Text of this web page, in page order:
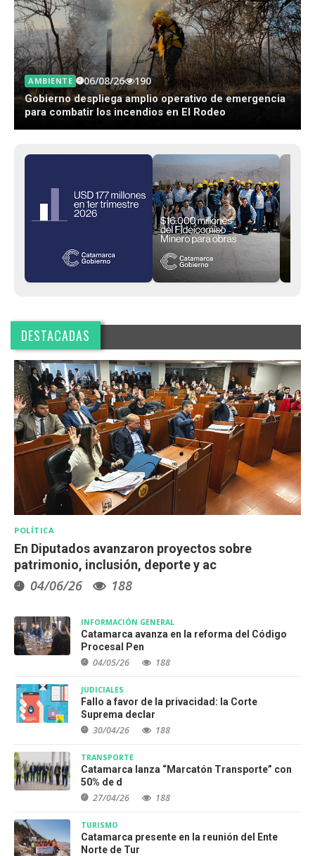
AMBIENTE 06/08/26 190
Gobierno despliega amplio operativo de emergencia
para combatir los incendios en El Rodeo
DESTACADAS
POLÍTICA
En Diputados avanzaron proyectos sobre
patrimonio, inclusión, deporte y ac
04/06/26 188
INFORMACIÓN GENERAL
Catamarca avanza en la reforma del Código
Procesal Pen
04/05/26 188
JUDICIALES
Fallo a favor de la privacidad: la Corte
Suprema declar
30/04/26 188
TRANSPORTE
Catamarca lanza “Marcatón Transporte” con
50% de d
27/04/26 188
TURISMO
Catamarca presente en la reunión del Ente
Norte de Tur